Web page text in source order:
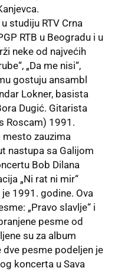
studiju RTV Crna
RTB u Beogradu i u
neke od najvećih
„Da me nisi“,
gostuju ansambl
Lokner, basista
Dugić. Gitarista
Roscam) 1991.
mesto zauzima
nastupa sa Galijom
Bob Dilana
„Ni rat ni mir“
1991. godine. Ova
„Pravo slavlje“ i
pesme od
su za album
dve pesme podeljen je
koncerta u Sava